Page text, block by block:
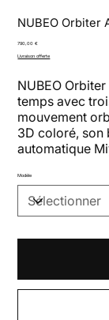
NUBEO Orbiter
Prix
790,00 €
Livraison offerte
NUBEO
temps avec
mouvement
3D coloré, son
automatique
célestes.
Modèle